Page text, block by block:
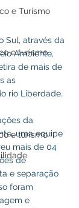
e Turismo
e turismo
e turismo
Sul, através da
Ambiente,
de mais de
as
rio Liberdade.
da
uma equipe
mais de 04
de
e separação
foram
e